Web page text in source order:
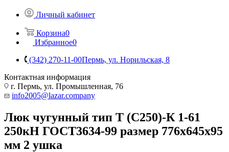
Личный кабинет
Корзина0
Избранное0
(342) 270-11-00Пермь, ул. Норильская, 8
Контактная информация
г. Пермь, ул. Промышленная, 76
info2005@lazar.company
Люк чугунный тип Т (С250)-К 1-61
250кН ГОСТ3634-99 размер 776х645х95
мм 2 ушка